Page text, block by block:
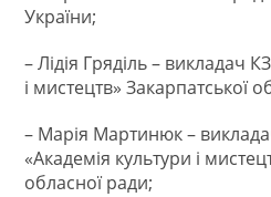
України;
– Лідія Гряділь – викладач
і мистецтв» Закарпатської
– Марія Мартинюк –
«Академія культури і
обласної ради;